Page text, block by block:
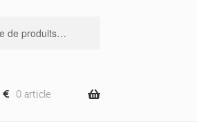
€ 0 article